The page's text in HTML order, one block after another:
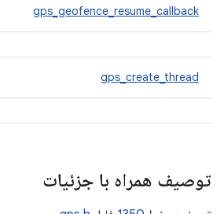
gps_geofence_resume_callback
gps_create_thread
توصیف همراه با جزئیات